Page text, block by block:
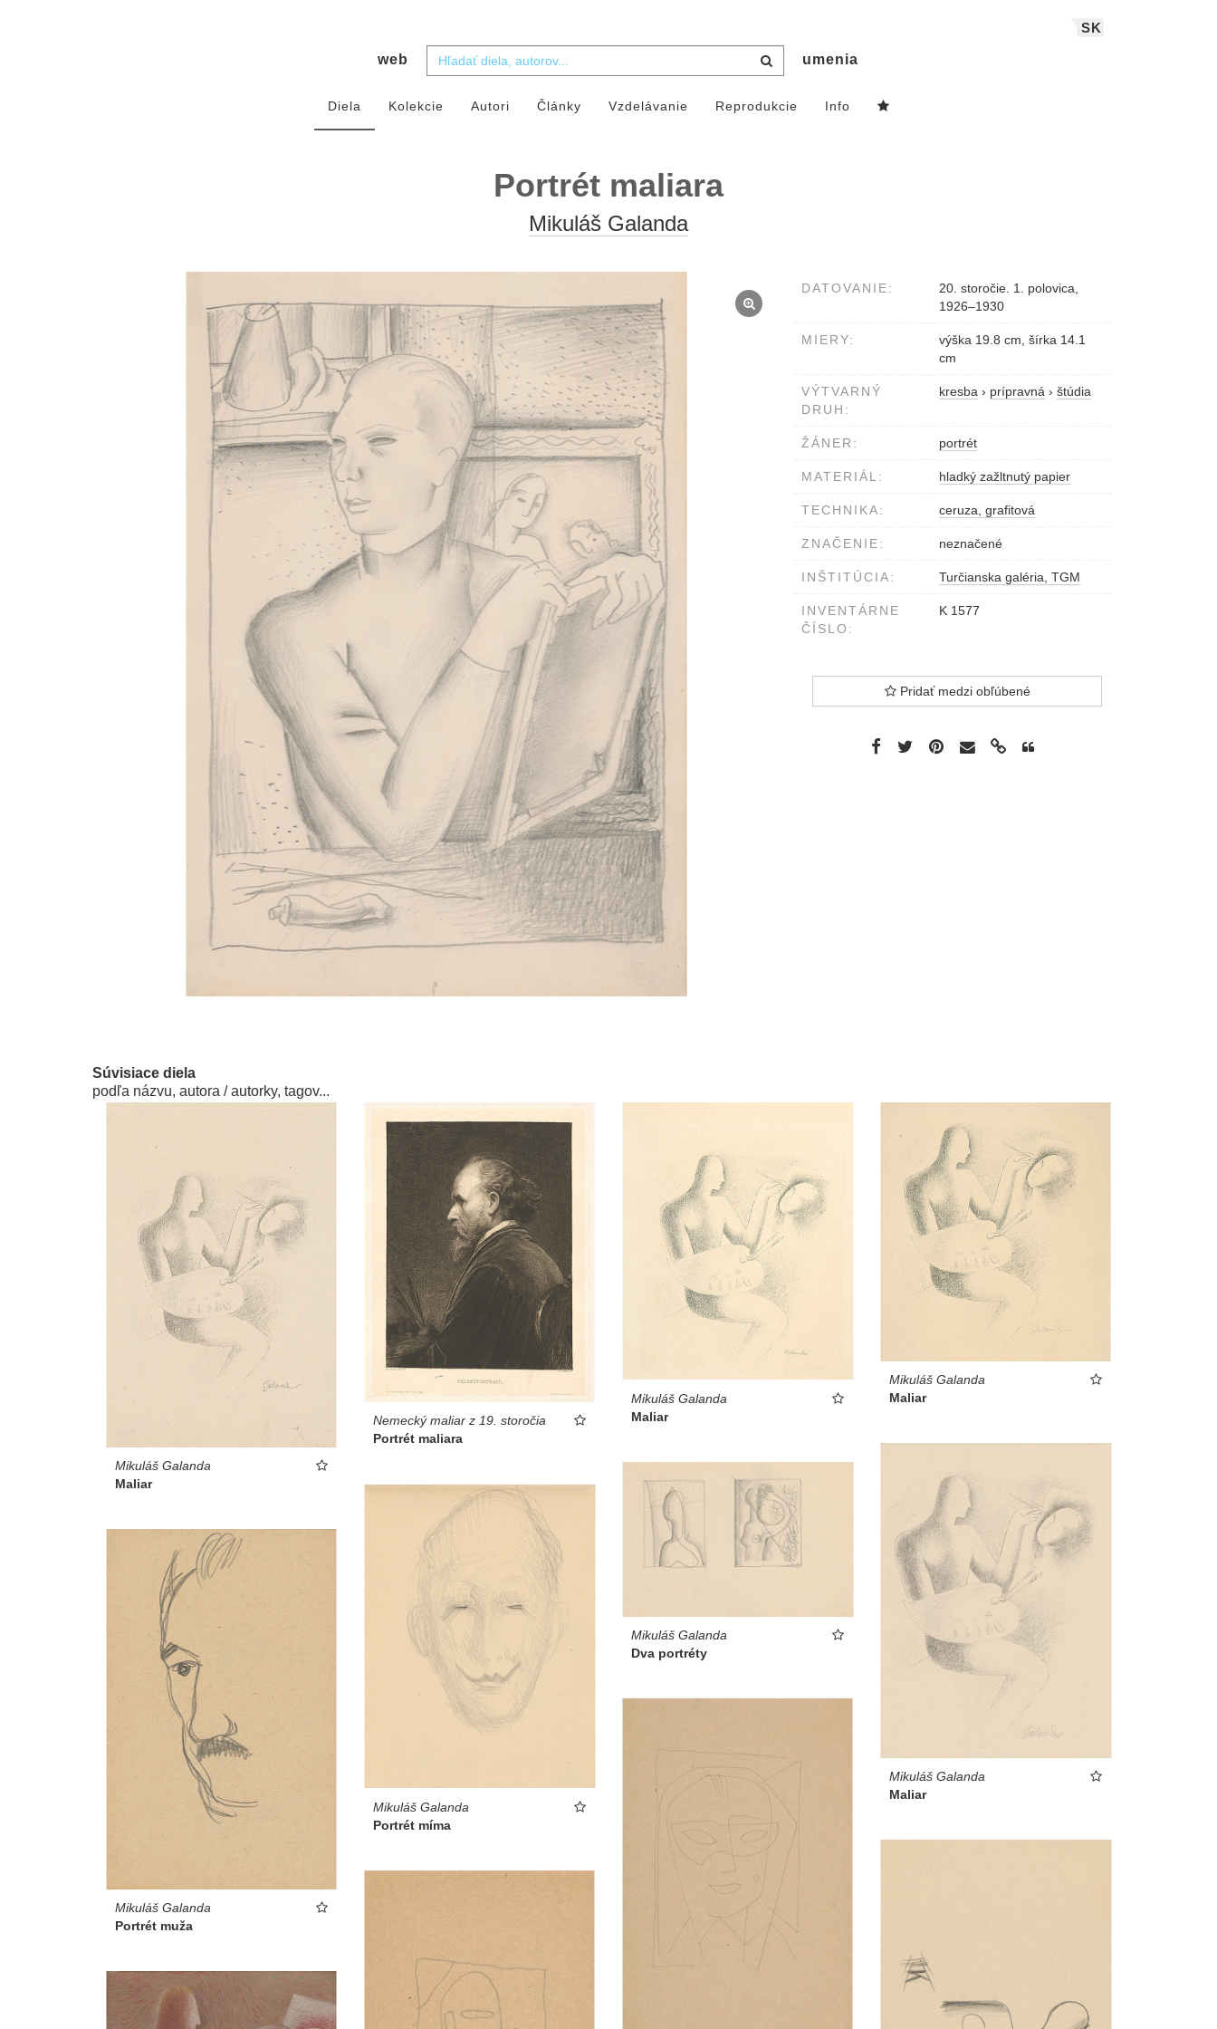
SK
web umenia
Diela Kolekcie Autori Články Vzdelávanie Reprodukcie Info
Portrét maliara
Mikuláš Galanda
DATOVANIE:
20. storočie. 1. polovica,
1926–1930
MIERY:
výška 19.8 cm, šírka 14.1
cm
VÝTVARNÝ
DRUH:
kresba › prípravná › štúdia
ŽÁNER: portrét
MATERIÁL: hladký zažltnutý papier
TECHNIKA: ceruza, grafitová
ZNAČENIE: neznačené
INŠTITÚCIA: Turčianska galéria, TGM
INVENTÁRNE
ČÍSLO:
K 1577
Pridať medzi obľúbené
Súvisiace diela
podľa názvu, autora / autorky, tagov...
Mikuláš Galanda
Maliar
Nemecký maliar z 19. storočia
Portrét maliara
Mikuláš Galanda
Maliar
Mikuláš Galanda
Maliar
Mikuláš Galanda
Maliar
Mikuláš Galanda
Dva portréty
Mikuláš Galanda
Portrét míma
Mikuláš Galanda
Portrét muža